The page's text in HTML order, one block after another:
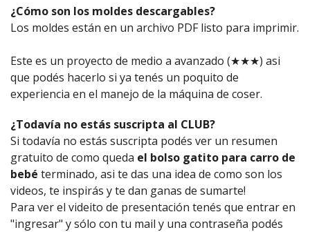
¿Cómo son los moldes descargables?
Los moldes están en un archivo PDF listo para imprimir.
Este es un proyecto de medio a avanzado (★★★) asi
que podés hacerlo si ya tenés un poquito de
experiencia en el manejo de la máquina de coser.
¿Todavía no estás suscripta al CLUB?
Si todavía no estás suscripta podés ver un resumen
gratuito de como queda el bolso gatito para carro de
bebé terminado, asi te das una idea de como son los
videos, te inspirás y te dan ganas de sumarte!
Para ver el videito de presentación tenés que entrar en
"ingresar" y sólo con tu mail y una contraseña podés